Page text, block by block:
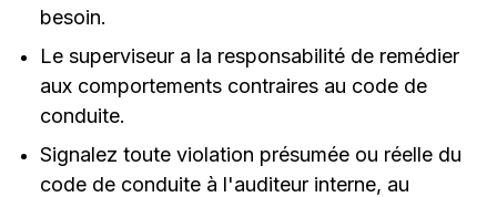
besoin.
Le superviseur a la responsabilité de remédier
aux comportements contraires au code de
conduite.
Signalez toute violation présumée ou réelle du
code de conduite à l'auditeur interne, au